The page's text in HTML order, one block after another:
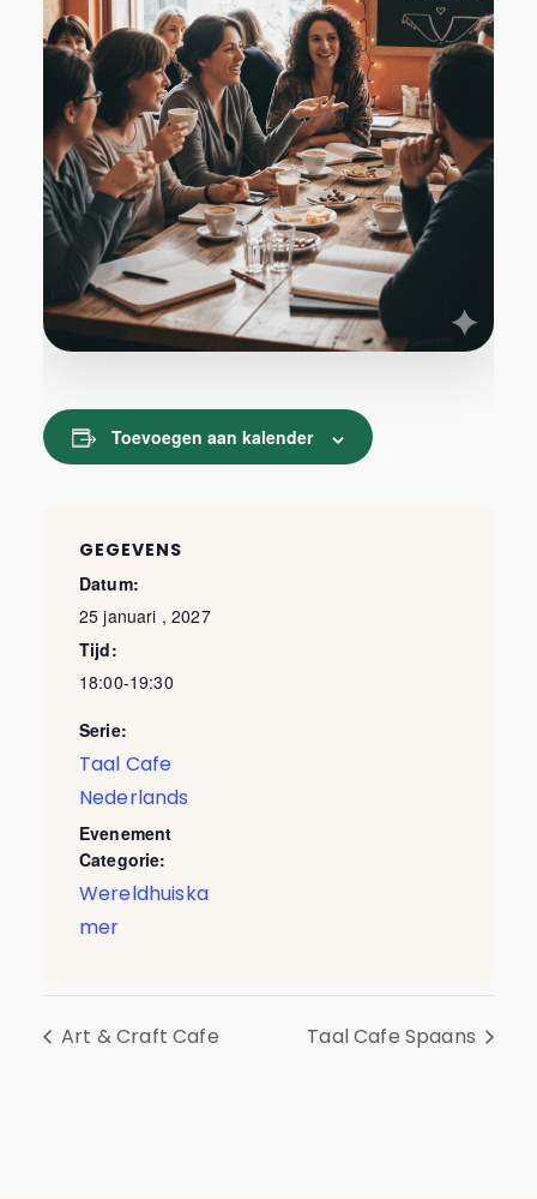
Toevoegen aan kalender
GEGEVENS
Datum:
25 januari , 2027
Tijd:
18:00-19:30
Serie:
Taal Cafe
Nederlands
Evenement
Categorie:
Wereldhuiska
mer
Art & Craft Cafe Taal Cafe Spaans